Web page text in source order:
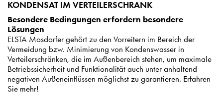
KONDENSAT IM VERTEILERSCHRANK
Besondere Bedingungen erfordern besondere
Lösungen
ELSTA Mosdorfer gehört zu den Vorreitern im Bereich der
Vermeidung bzw. Minimierung von Kondenswasser in
Verteilerschränken, die im Außenbereich stehen, um maximale
Betriebssicherheit und Funktionalität auch unter anhaltend
negativen Außeneinflüssen möglichst zu garantieren. Erfahren
Sie mehr!